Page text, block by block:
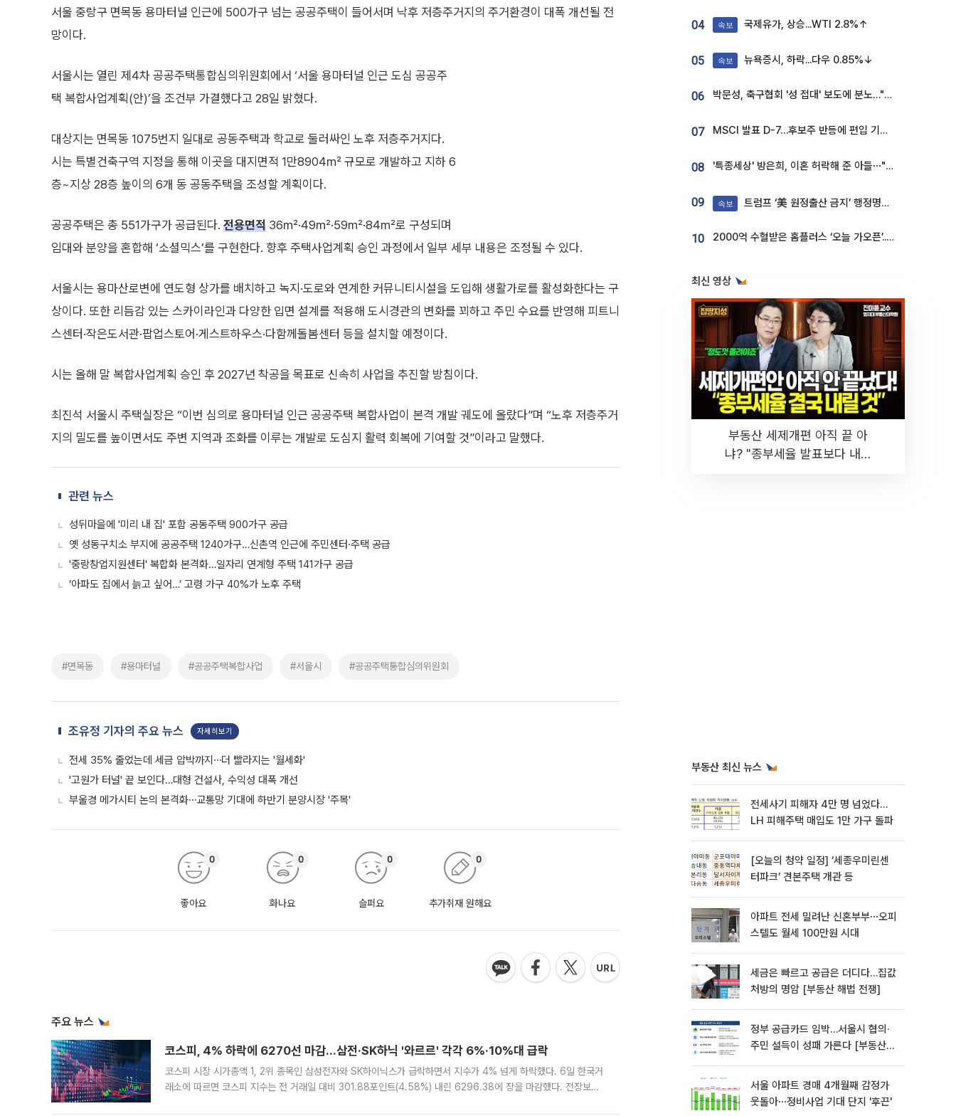
서울 중랑구 면목동 용마터널 인근에 500가구 넘는 공공주택이 들어서며 낙후 저층주거지의 주거환경이 대폭 개선될 전
망이다.
서울시는 열린 제4차 공공주택통합심의위원회에서 ‘서울 용마터널 인근 도심 공공주
택 복합사업계획(안)’을 조건부 가결했다고 28일 밝혔다.
대상지는 면목동 1075번지 일대로 공동주택과 학교로 둘러싸인 노후 저층주거지다.
시는 특별건축구역 지정을 통해 이곳을 대지면적 1만8904㎡ 규모로 개발하고 지하 6
층~지상 28층 높이의 6개 동 공동주택을 조성할 계획이다.
공공주택은 총 551가구가 공급된다. 전용면적 36㎡·49㎡·59㎡·84㎡로 구성되며
임대와 분양을 혼합해 ‘소셜믹스’를 구현한다. 향후 주택사업계획 승인 과정에서 일부 세부 내용은 조정될 수 있다.
서울시는 용마산로변에 연도형 상가를 배치하고 녹지·도로와 연계한 커뮤니티시설을 도입해 생활가로를 활성화한다는 구
상이다. 또한 리듬감 있는 스카이라인과 다양한 입면 설계를 적용해 도시경관의 변화를 꾀하고 주민 수요를 반영해 피트니
스센터·작은도서관·팝업스토어·게스트하우스·다함께돌봄센터 등을 설치할 예정이다.
시는 올해 말 복합사업계획 승인 후 2027년 착공을 목표로 신속히 사업을 추진할 방침이다.
최진석 서울시 주택실장은 “이번 심의로 용마터널 인근 공공주택 복합사업이 본격 개발 궤도에 올랐다”며 “노후 저층주거
지의 밀도를 높이면서도 주변 지역과 조화를 이루는 개발로 도심지 활력 회복에 기여할 것”이라고 말했다.
관련 뉴스
성뒤마을에 '미리 내 집' 포함 공동주택 900가구 공급
옛 성동구치소 부지에 공공주택 1240가구…신촌역 인근에 주민센터·주택 공급
'중랑창업지원센터' 복합화 본격화…일자리 연계형 주택 141가구 공급
‘아파도 집에서 늙고 싶어…’ 고령 가구 40%가 노후 주택
#면목동 #용마터널 #공공주택복합사업 #서울시 #공공주택통합심의위원회
조유정 기자의 주요 뉴스 자세히보기
전세 35% 줄었는데 세금 압박까지⋯더 빨라지는 '월세화'
'고원가 터널' 끝 보인다…대형 건설사, 수익성 대폭 개선
부울경 메가시티 논의 본격화⋯교통망 기대에 하반기 분양시장 '주목'
좋아요
0
화나요
0
슬퍼요
0
추가취재 원해요
0
주요 뉴스
코스피, 4% 하락에 6270선 마감…삼전·SK하닉 '와르르' 각각 6%·10%대 급락
코스피 시장 시가총액 1, 2위 종목인 삼성전자와 SK하이닉스가 급락하면서 지수가 4% 넘게 하락했다. 6일 한국거
래소에 따르면 코스피 지수는 전 거래일 대비 301.88포인트(4.58%) 내린 6296.38에 장을 마감했다. 전장보다
04 속보 국제유가, 상승...WTI 2.8%↑
05 속보 뉴욕증시, 하락...다우 0.85%↓
06 박문성, 축구협회 '성 접대' 보도에 분노…"다 말아먹으려고 작정했나"
07 MSCI 발표 D-7…후보주 반등에 편입 기대 재점화
08 '특종세상' 방은희, 이혼 허락해 준 아들⋯"너무 잘 커줬다" 오열
09 속보 트럼프 ‘美 원정출산 금지’ 행정명령 서명
10 2000억 수혈받은 홈플러스 ‘오늘 가오픈’...13일 정식 개장 시험대
최신 영상
부동산 세제개편 아직 끝 아
냐? "종부세율 발표보다 내릴
부동산 최신 뉴스
전세사기 피해자 4만 명 넘었다…
LH 피해주택 매입도 1만 가구 돌파
[오늘의 청약 일정] ‘세종우미린센
터파크’ 견본주택 개관 등
아파트 전세 밀려난 신혼부부⋯오피
스텔도 월세 100만원 시대
세금은 빠르고 공급은 더디다…집값
처방의 명암 [부동산 해법 전쟁]
정부 공급카드 임박…서울시 협의·
주민 설득이 성패 가른다 [부동산
서울 아파트 경매 4개월째 감정가
웃돌아⋯정비사업 기대 단지 '후끈'